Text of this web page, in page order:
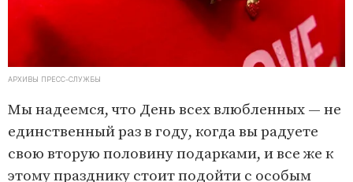
АРХИВЫ ПРЕСС-СЛУЖБЫ
Мы надеемся, что День всех влюбленных — не
единственный раз в году, когда вы радуете
свою вторую половину подарками, и все же к
этому празднику стоит подойти с особым